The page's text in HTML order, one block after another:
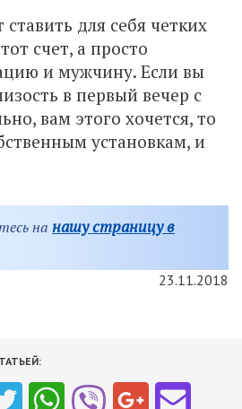
для себя четких
счет, а просто
и мужчину. Если вы
в первый вечер с
вам этого хочется, то
установкам, и
на нашу страницу в
23.11.2018